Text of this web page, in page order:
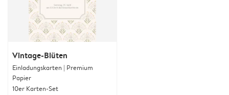
Vintage-Blüten
Einladungskarten | Premium
Papier
10er Karten-Set